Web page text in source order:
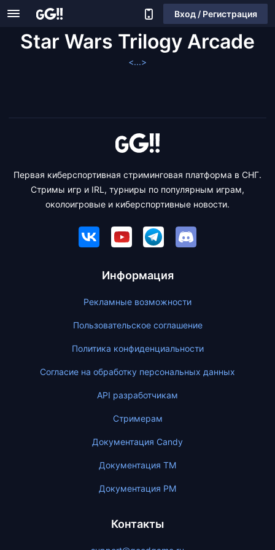
Вход / Регистрация
Star Wars Trilogy Arcade
<...>
Первая киберспортивная стриминговая платформа в СНГ.
Стримы игр и IRL, турниры по популярным играм,
околоигровые и киберспортивные новости.
Информация
Рекламные возможности
Пользовательское соглашение
Политика конфиденциальности
Согласие на обработку персональных данных
API разработчикам
Стримерам
Документация Candy
Документация ТМ
Документация PM
Контакты